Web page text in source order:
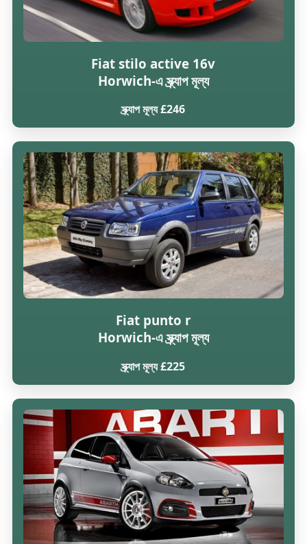
Fiat stilo active 16v
Horwich-এ স্ক্র্যাপ মূল্য
স্ক্র্যাপ মূল্য £246
Fiat punto r
Horwich-এ স্ক্র্যাপ মূল্য
স্ক্র্যাপ মূল্য £225